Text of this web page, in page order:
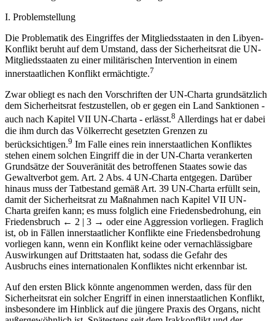
Konflikt beruht auf dem Umstand, dass der Sicherheitsrat die UN-
Mitgliedsstaaten zu einer militärischen Intervention in einem
innerstaatlichen Konflikt ermächtigte.7
dem Sicherheitsrat festzustellen, ob er gegen ein Land Sanktionen -
auch nach Kapitel VII UN-Charta - erlässt.8Allerdings hat er dabei
die ihm durch das Völkerrecht gesetzten Grenzen zu
berücksichtigen.9Im Falle eines rein innerstaatlichen Konfliktes
stehen einem solchen Eingriff die in der UN-Charta verankerten
Grundsätze der Souveränität des betroffenen Staates sowie das
Gewaltverbot gem. Art. 2 Abs. 4 UN-Charta entgegen. Darüber
hinaus muss der Tatbestand gemäß Art. 39 UN-Charta erfüllt sein,
damit der Sicherheitsrat zu Maßnahmen nach Kapitel VII UN-
Charta greifen kann; es muss folglich eine Friedensbedrohung, ein
Friedensbruch ← 2 | 3 →oder eine Aggression vorliegen. Fraglich
ist, ob in Fällen innerstaatlicher Konflikte eine Friedensbedrohung
vorliegen kann, wenn ein Konflikt keine oder vernachlässigbare
Auswirkungen auf Drittstaaten hat, sodass die Gefahr des
Ausbruchs eines internationalen Konfliktes nicht erkennbar ist.
Sicherheitsrat ein solcher Engriff in einen innerstaatlichen Konflikt,
insbesondere im Hinblick auf die jüngere Praxis des Organs, nicht
außergewöhnlich ist. Spätestens seit dem Irakkonflikt und der